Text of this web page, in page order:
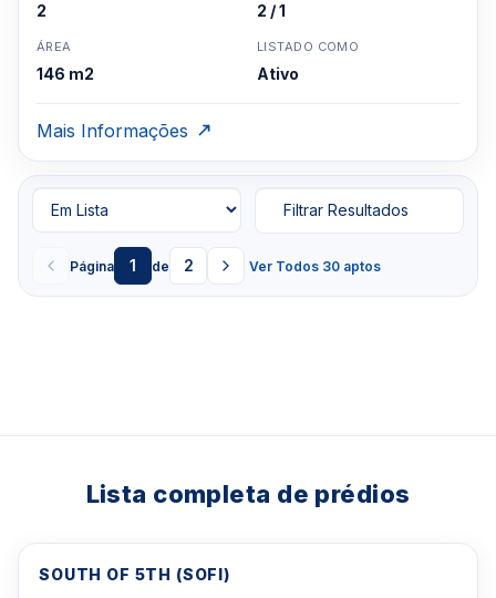
2 2 / 1
ÁREA
146 m2
LISTADO COMO
Ativo
Mais Informações
Página 1 de 2 Ver Todos 30 aptos
Filtrar Resultados
Lista completa de prédios
SOUTH OF 5TH (SOFI)